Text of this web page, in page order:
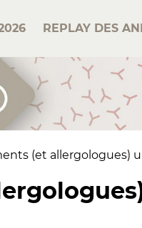
REPLAY DES
(et allergologues)